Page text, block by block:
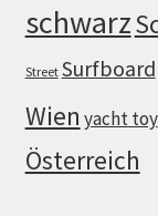
schwarz
Street Surfboard
Wien yacht toy
Österreich